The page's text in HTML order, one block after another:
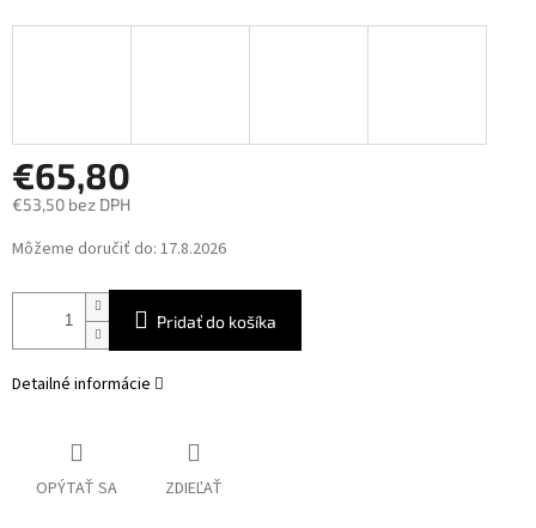
€65,80
€53,50 bez DPH
Jednotková
cena:
Môžeme doručiť do: 17.8.2026
Pridať do košíka
Detailné informácie
OPÝTAŤ SA ZDIEĽAŤ